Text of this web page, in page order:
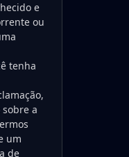
e
ou
tenha
a
um
de